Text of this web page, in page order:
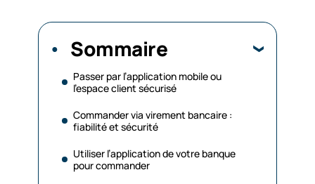
Sommaire
Passer par l’application mobile ou
l’espace client sécurisé
Commander via virement bancaire :
fiabilité et sécurité
Utiliser l’application de votre banque
pour commander